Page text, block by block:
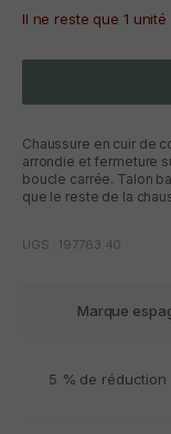
Il ne reste que 1 unité
Chaussure en cuir de
arrondie et fermeture
boucle carrée. Talon
que le reste de la
UGS : 197763.40
Marque
5 % de